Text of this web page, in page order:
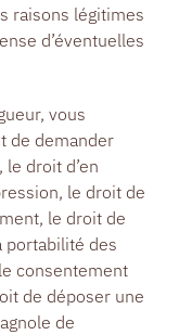
raisons légitimes
d’éventuelles
vous
de demander
le droit d’en
le droit de
le droit de
portabilité des
consentement
de déposer une
de